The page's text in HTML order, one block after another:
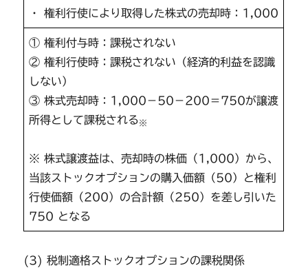
・ 権利行使により取得した株式の売却時：1,000
① 権利付与時：課税されない
② 権利行使時：課税されない（経済的利益を認識
しない）
③ 株式売却時：1,000－50－200＝750が譲渡
所得として課税される※
※ 株式譲渡益は、売却時の株価（1,000）から、
当該ストックオプションの購入価額（50）と権利
行使価額（200）の合計額（250）を差し引いた
750 となる
(3) 税制適格ストックオプションの課税関係